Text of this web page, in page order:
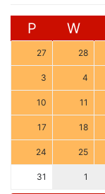
P W
27 28
3 4
10 11
17 18
24 25
31 1